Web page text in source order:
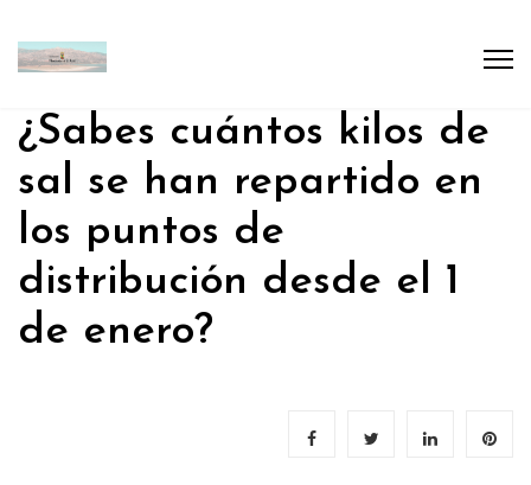
¿Sabes cuántos kilos de
sal se han repartido en
los puntos de
distribución desde el 1
de enero?